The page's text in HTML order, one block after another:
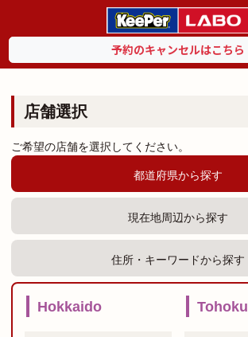
予約のキャンセルはこちら
店舗選択
ご希望の店舗を選択してください。
都道府県から探す
現在地周辺から探す
住所・キーワードから探す
Hokkaido Tohoku